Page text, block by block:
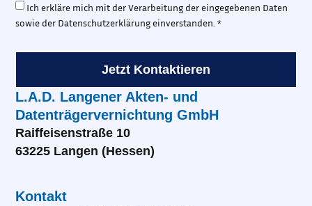
L.A.D. Langener Akten- und
Datenträgervernichtung GmbH
Raiffeisenstraße 10
63225 Langen (Hessen)
Kontakt
Ich erkläre mich mit der Verarbeitung der eingegebenen Daten
sowie der Datenschutzerklärung einverstanden. *
Jetzt Kontaktieren